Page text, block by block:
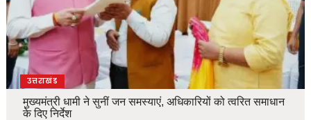
उत्तराखंड
मुख्यमंत्री धामी ने सुनीं जन समस्याएं, अधिकारियों को त्वरित समाधान
के दिए निर्देश